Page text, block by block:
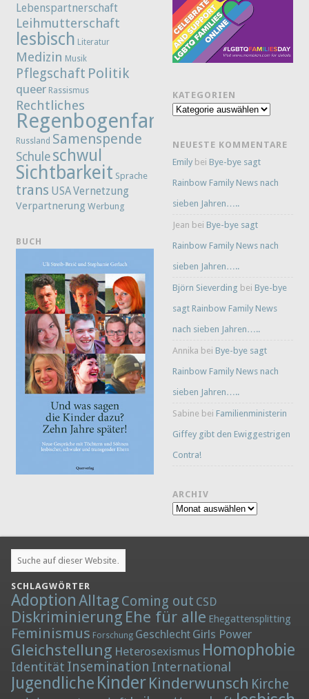
Lebenspartnerschaft
Leihmutterschaft
lesbisch Literatur
Medizin Musik
Pflegschaft Politik
queer Rassismus
Rechtliches
Regenbogenfamilie
Russland Samenspende
Schule schwul
Sichtbarkeit Sprache
trans USAVernetzung
Verpartnerung Werbung
BUCH
KATEGORIEN
Kategorien
NEUESTE KOMMENTARE
Emily bei Bye-bye sagt
Rainbow Family News nach
sieben Jahren…..
Jean bei Bye-bye sagt
Rainbow Family News nach
sieben Jahren…..
Björn Sieverding bei Bye-bye
sagt Rainbow Family News
nach sieben Jahren…..
Annika bei Bye-bye sagt
Rainbow Family News nach
sieben Jahren…..
Sabine bei Familienministerin
Giffey gibt den Ewiggestrigen
Contra!
ARCHIV
Archiv
SCHLAGWÖRTER
AdoptionAlltag Coming out CSD
Diskriminierung Ehe für alle Ehegattensplitting
Feminismus Forschung Geschlecht Girls Power
Gleichstellung Heterosexismus Homophobie
Identität Insemination International
Jugendliche Kinder Kinderwunsch Kirche